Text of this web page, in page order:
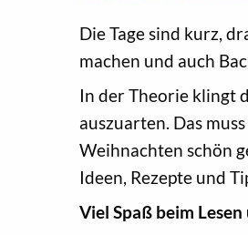
Die Tage sind kurz,
machen und auch
In der Theorie klingt
auszuarten. Das
Weihnachten schön
Ideen, Rezepte und
Viel Spaß beim